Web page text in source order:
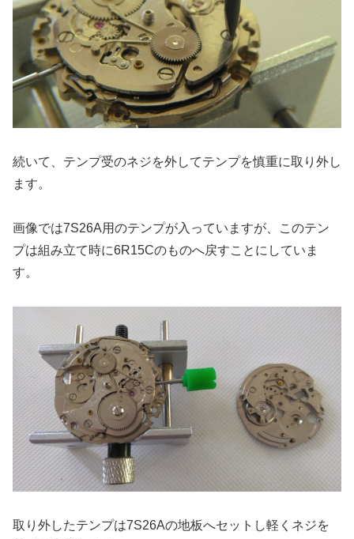
続いて、テンプ受のネジを外してテンプを慎重に取り外し
ます。
画像では7S26A用のテンプが入っていますが、このテン
プは組み立て時に6R15Cのものへ戻すことにしていま
す。
取り外したテンプは7S26Aの地板へセットし軽くネジを